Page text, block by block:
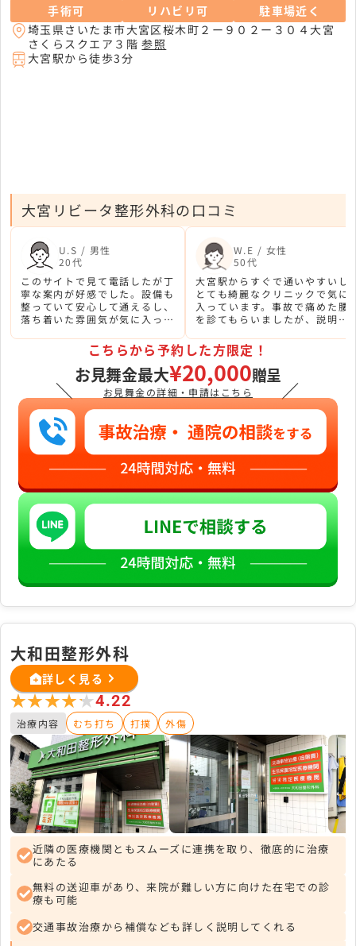
手術可 リハビリ可
駐車場近く
埼玉県さいたま市大宮区桜木町２ー９０２ー３０４大宮
さくらスクエア３階参照
大宮駅から徒歩3分
大宮リビータ整形外科の口コミ
U.S / 男性
20代
このサイトで見て電話したが丁
寧な案内が好感でした。設備も
整っていて安心して通えるし、
落ち着いた雰囲気が気に入って
完治を目指してしっかり通おう
W.E / 女性
50代
大宮駅からすぐで通いやすいし
とても綺麗なクリニックで気に
入っています。事故で痛めた腰
を診てもらいましたが、説明も
看護師さんも優しいので、初め
てでも緊張しませんでした。
＼
こちらから予約した方限定！
お見舞金最大¥20,000贈呈
お見舞金の詳細・申請はこちら ／
大和田整形外科
詳しく見る
★★★★★
★★★★★4.22
治療内容 むち打ち 打撲 外傷
近隣の医療機関ともスムーズに連携を取り、徹底的に治療
にあたる
無料の送迎車があり、来院が難しい方に向けた在宅での診
療も可能
交通事故治療から補償なども詳しく説明してくれる